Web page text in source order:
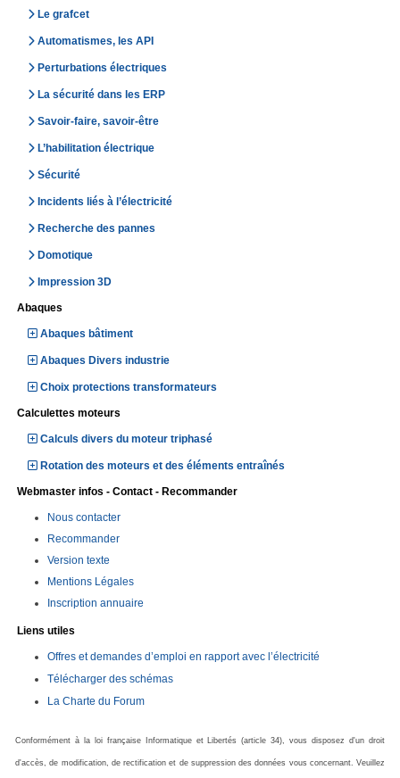
Le grafcet
Automatismes, les API
Perturbations électriques
La sécurité dans les ERP
Savoir-faire, savoir-être
L’habilitation électrique
Sécurité
Incidents liés à l’électricité
Recherche des pannes
Domotique
Impression 3D
Abaques
Abaques bâtiment
Abaques Divers industrie
Choix protections transformateurs
Calculettes moteurs
Calculs divers du moteur triphasé
Rotation des moteurs et des éléments entraînés
Webmaster infos - Contact - Recommander
Nous contacter
Recommander
Version texte
Mentions Légales
Inscription annuaire
Liens utiles
Offres et demandes d’emploi en rapport avec l’électricité
Télécharger des schémas
La Charte du Forum
Conformément à la loi française Informatique et Libertés (article 34), vous disposez d'un droit
d'accès, de modification, de rectification et de suppression des données vous concernant. Veuillez